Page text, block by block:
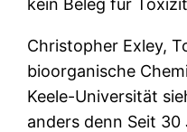
kein Beleg für
Christopher Exley,
bioorganische
Keele-Universität
anders denn Seit